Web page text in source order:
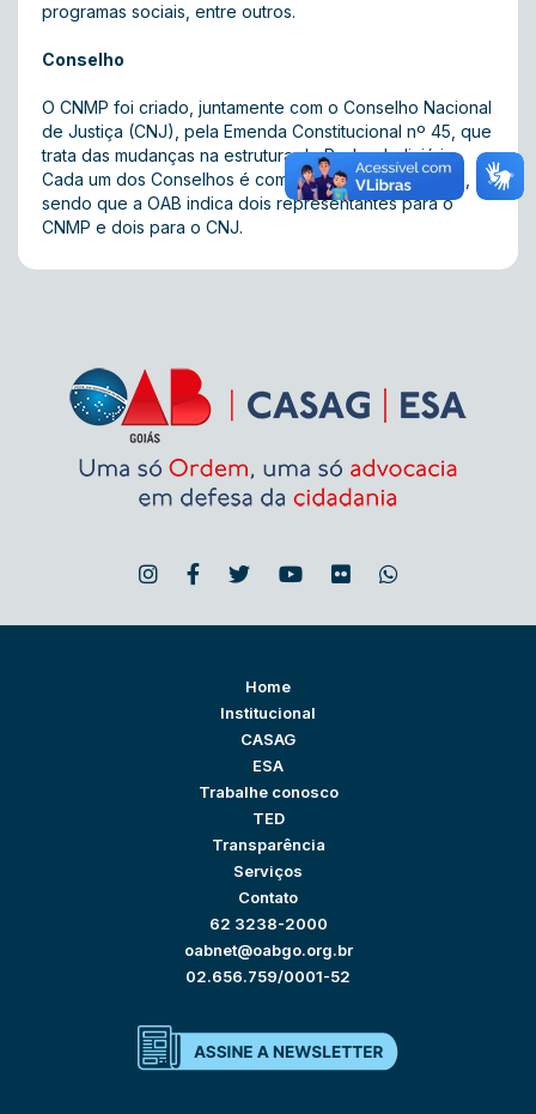
programas sociais, entre outros.
Conselho
O CNMP foi criado, juntamente com o Conselho Nacional
de Justiça (CNJ), pela Emenda Constitucional nº 45, que
trata das mudanças na estrutura do Poder Judiciário.
Cada um dos Conselhos é composto por 14 membros,
sendo que a OAB indica dois representantes para o
CNMP e dois para o CNJ.
Home
Institucional
CASAG
ESA
Trabalhe conosco
TED
Transparência
Serviços
Contato
62 3238-2000
oabnet@oabgo.org.br
02.656.759/0001-52